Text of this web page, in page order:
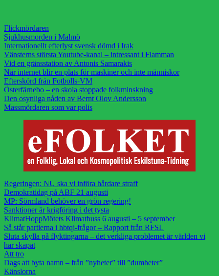
Flickmördaren
Sjukhusmorden i Malmö
Internationellt efterlyst svensk dömd i Irak
Vänsterns största Youtube-kanal – intressant i Flamman
Vid en gränsstation av Antonis Samarakis
När internet blir en plats för maskiner och inte människor
Efterskörd från Fotbolls-VM
Österfärnebo – en skola stoppade folkminskning
Den osynliga nåden av Bernt Olov Andersson
Massmördaren som var polis
Regeringen: NU ska vi införa hårdare straff
Demokratidag på ABF 21 augusti
MP: Sörmland behöver en grön regering!
Sanktioner är krigföring i det tysta
KlimatHoppMötets Klimatbuss 6 augusti – 5 september
Så står partierna i hbtqi-frågor – Rapport från RFSL
Sluta skylla på flyktingarna – det verkliga problemet är världen vi
har skapat
Att tro
Dags att byta namn – från ”nyheter” till ”dumheter”
Känslorna